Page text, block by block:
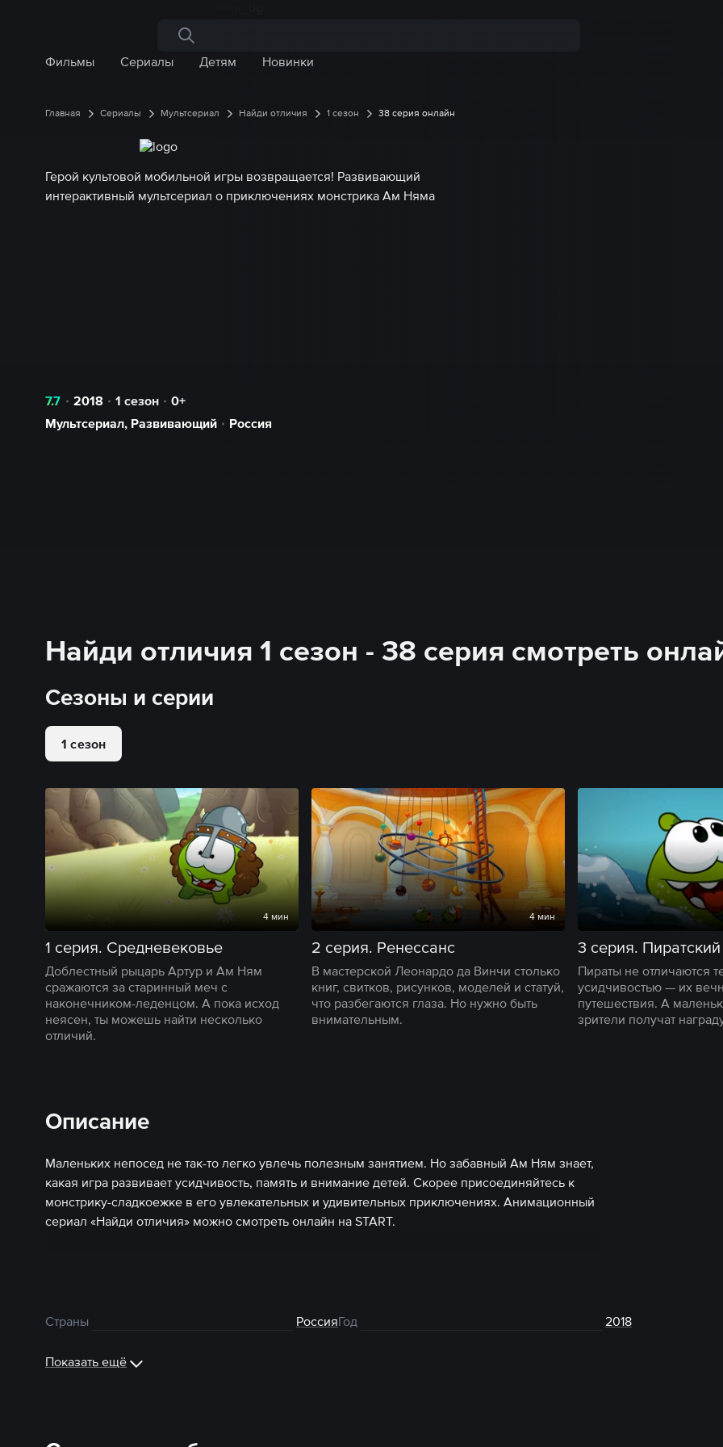
Поиск по сайту
Фильмы
Сериалы Детям Новинки
Главная Сериалы Мультсериал Найди отличия 1 сезон 38 серия онлайн
Герой культовой мобильной игры возвращается! Развивающий
интерактивный мультсериал о приключениях монстрика Ам Няма
7.7 2018 1 сезон
0+
Мультсериал, Развивающий Россия
Найди отличия 1 сезон - 38 серия смотреть
Сезоны и серии
1 сезон
4 мин
1 серия. Средневековье
Доблестный рыцарь Артур и Ам Ням
сражаются за старинный меч с
наконечником-леденцом. А пока исход
неясен, ты можешь найти несколько
отличий.
4 мин
2 серия. Ренессанс
В мастерской Леонардо да Винчи столько
книг, свитков, рисунков, моделей и статуй,
что разбегаются глаза. Но нужно быть
внимательным.
3 серия.
Пираты не отличаются
усидчивостью — их
путешествия. А
зрители получат
Описание
Маленьких непосед не так-то легко увлечь полезным занятием. Но забавный Ам Ням знает,
какая игра развивает усидчивость, память и внимание детей. Скорее присоединяйтесь к
монстрику-сладкоежке в его увлекательных и удивительных приключениях. Анимационный
сериал «Найди отличия» можно смотреть онлайн на START.
Страны РоссияГод 2018
Показать ещё